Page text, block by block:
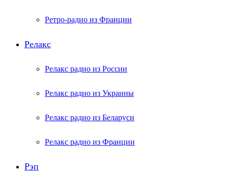
Ретро-радио из Франции
Релакс
Релакс радио из России
Релакс радио из Украины
Релакс радио из Беларуси
Релакс радио из Франции
Рэп